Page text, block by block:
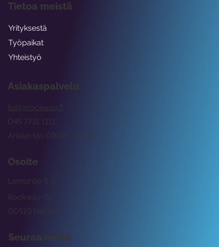
Asiakaspalvelu
tuki@rockway.fi
Arkisin klo 09:00 -15:00
045 7731 1111
Osoite
Rockway Oy
Lemuntie 3-5
00510 Helsinki
Seuraa meitä
Tietoa meistä
Yrityksestä
Työpaikat
Yhteistyö